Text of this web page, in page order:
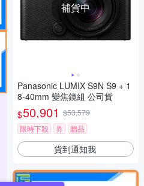
補貨中
Panasonic LUMIX S9N S9 + 1
8-40mm 變焦鏡組 公司貨
$50,901 $53,579
限時下殺
券 贈品
貨到通知我